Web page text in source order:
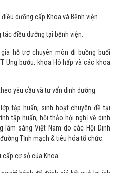
cấp chế độ dinh dưỡng cho người
các kỹ thuật cao như: Ghép thận,
dưỡng cấp Khoa và Bệnh viện.
điều dưỡng tại bệnh viện.
hỗ trợ chuyên môn đi buồng buổi
Ung bướu, khoa Hô hấp và các khoa
yêu cầu và tư vấn dinh dưỡng.
tập huấn, sinh hoạt chuyên đề tại
tập huấn, hội thảo hội nghị về dinh
lâm sàng Việt Nam do các Hội Dinh
Tĩnh mạch & tiêu hóa tổ chức.